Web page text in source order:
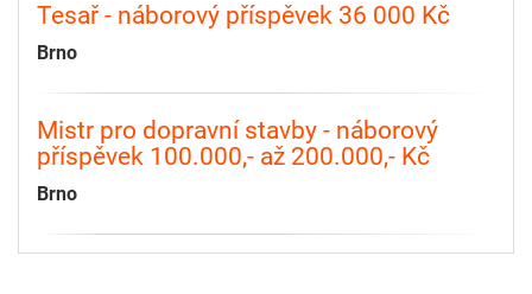
Tesař - náborový příspěvek 36 000 Kč
Brno
Mistr pro dopravní stavby - náborový
příspěvek 100.000,- až 200.000,- Kč
Brno